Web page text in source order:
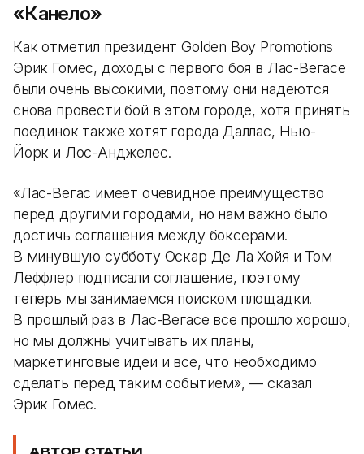
«Канело»
Как отметил президент Golden Boy Promotions
Эрик Гомес, доходы с первого боя в Лас-Вегасе
были очень высокими, поэтому они надеются
снова провести бой в этом городе, хотя принять
поединок также хотят города Даллас, Нью-
Йорк и Лос-Анджелес.
«Лас-Вегас имеет очевидное преимущество
перед другими городами, но нам важно было
достичь соглашения между боксерами.
В минувшую субботу Оскар Де Ла Хойя и Том
Леффлер подписали соглашение, поэтому
теперь мы занимаемся поиском площадки.
В прошлый раз в Лас-Вегасе все прошло хорошо,
но мы должны учитывать их планы,
маркетинговые идеи и все, что необходимо
сделать перед таким событием», — сказал
Эрик Гомес.
АВТОР СТАТЬИ